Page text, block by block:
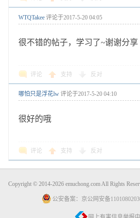
WTQTakee 评论于2017-5-20 04:05
很不错的帖子，学习了~谢谢分享
评论 支持 反对
哪怕只是浮花lw 评论于2017-5-20 04:10
很好的哦
评论 支持 反对
Copyright © 2014-2026 emuchong.com All Rights
公安备案：京公网安备